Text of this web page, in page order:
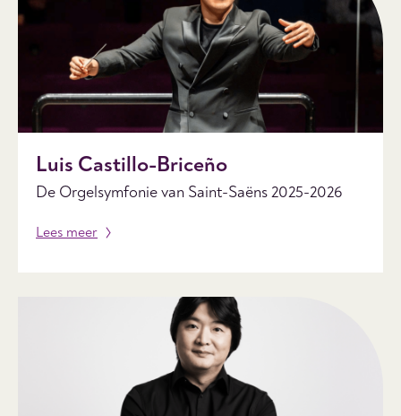
Luis Castillo-Briceño
De Orgelsymfonie van Saint-Saëns 2025-2026
Lees meer